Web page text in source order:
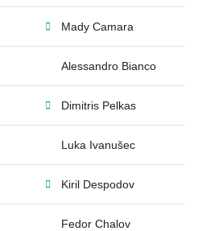
Mady Camara
Alessandro Bianco
Dimitris Pelkas
Luka Ivanušec
Kiril Despodov
Fedor Chalov